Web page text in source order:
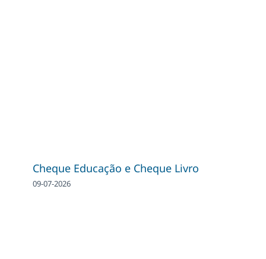
Cheque Educação e Cheque Livro
09-07-2026